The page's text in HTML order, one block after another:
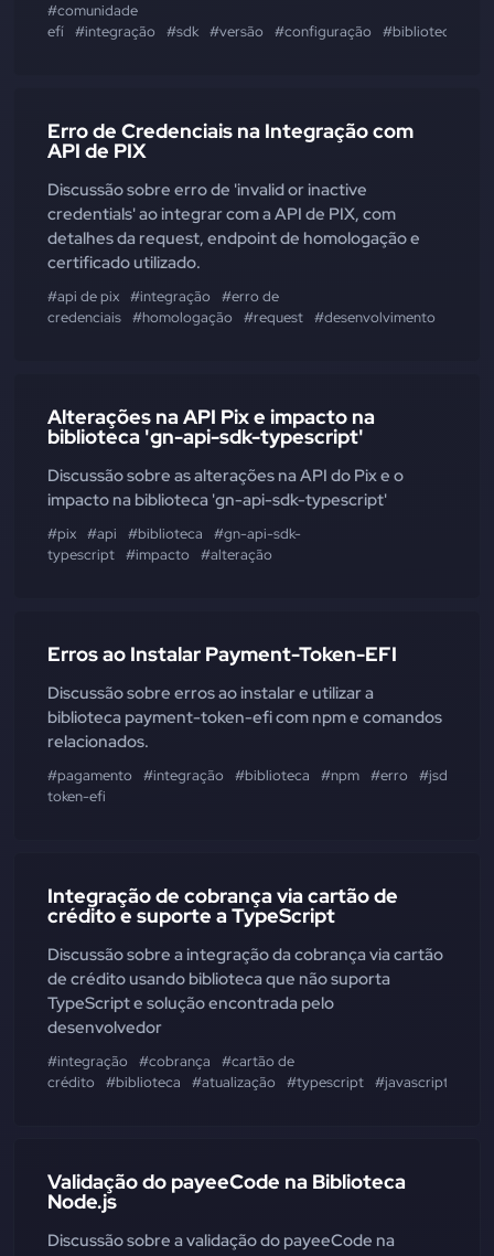
#comunidade
efí #integração #sdk #versão #configuração #biblioteca
Erro de Credenciais na Integração com
API de PIX
Discussão sobre erro de 'invalid or inactive
credentials' ao integrar com a API de PIX, com
detalhes da request, endpoint de homologação e
certificado utilizado.
#api de pix #integração
#erro de
credenciais #homologação #request #desenvolvimento
Alterações na API Pix e impacto na
biblioteca 'gn-api-sdk-typescript'
Discussão sobre as alterações na API do Pix e o
impacto na biblioteca 'gn-api-sdk-typescript'
#pix #api #biblioteca
#gn-api-sdk-
typescript #impacto #alteração
Erros ao Instalar Payment-Token-EFI
Discussão sobre erros ao instalar e utilizar a
biblioteca payment-token-efi com npm e comandos
relacionados.
#pagamento #integração #biblioteca #npm #erro #jsdom
token-efi
Integração de cobrança via cartão de
crédito e suporte a TypeScript
Discussão sobre a integração da cobrança via cartão
de crédito usando biblioteca que não suporta
TypeScript e solução encontrada pelo
desenvolvedor
#integração #cobrança
#cartão de
crédito
#biblioteca #atualização #typescript #javascript
Validação do payeeCode na Biblioteca
Node.js
Discussão sobre a validação do payeeCode na